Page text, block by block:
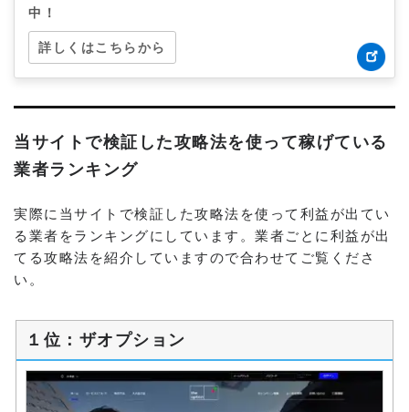
中！
詳しくはこちらから
当サイトで検証した攻略法を使って稼げている
業者ランキング
実際に当サイトで検証した攻略法を使って利益が出てい
る業者をランキングにしています。業者ごとに利益が出
てる攻略法を紹介していますので合わせてご覧くださ
い。
１位：ザオプション